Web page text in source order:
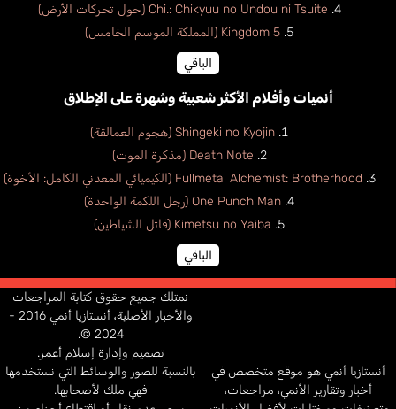
Chi.: Chikyuu no Undou ni Tsuite (حول تحركات الأرض)
Kingdom 5 (المملكة الموسم الخامس)
الباقي
أنميات وأفلام الأكثر شعبية وشهرة على الإطلاق
Shingeki no Kyojin (هجوم العمالقة)
Death Note (مذكرة الموت)
Fullmetal Alchemist: Brotherhood (الكيميائي المعدني الكامل: الأخوة)
One Punch Man (رجل اللكمة الواحدة)
Kimetsu no Yaiba (قاتل الشياطين)
الباقي
أنستازيا أنمي هو موقع متخصص في
أخبار وتقارير الأنمي، مراجعات،
نمتلك جميع حقوق كتابة المراجعات
والأخبار الأصلية، أنستازيا أنمي 2016 -
2024 ©.
تصميم وإدارة إسلام أعمر.
بالنسبة للصور والوسائط التي نستخدمها
فهي ملك لأصحابها.